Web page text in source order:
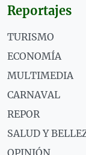
Reportajes
TURISMO
ECONOMÍA
MULTIMEDIA
CARNAVAL
REPOR
SALUD Y
OPINIÓN